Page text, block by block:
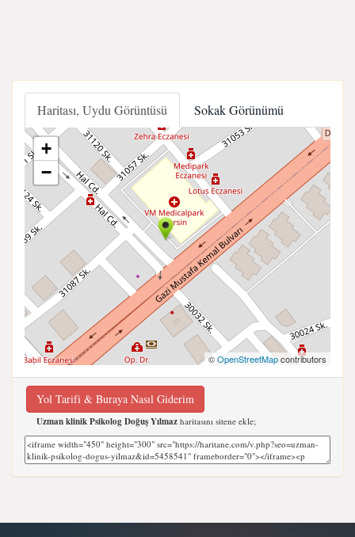
Haritası, Uydu Görüntüsü Sokak Görünümü
+
−
©OpenStreetMapcontributors
Yol Tarifi & Buraya Nasıl Giderim
Uzman klinik Psikolog Doğuş Yılmaz haritasını sitene ekle;